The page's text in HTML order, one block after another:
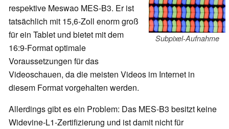
Subpixel-Aufnahme
respektive Meswao MES-B3. Er ist
tatsächlich mit 15,6-Zoll enorm groß
für ein Tablet und bietet mit dem
16:9-Format optimale
Voraussetzungen für das
Videoschauen, da die meisten Videos im Internet in
diesem Format vorgehalten werden.
Allerdings gibt es ein Problem: Das MES-B3 besitzt keine
Widevine-L1-Zertifizierung und ist damit nicht für